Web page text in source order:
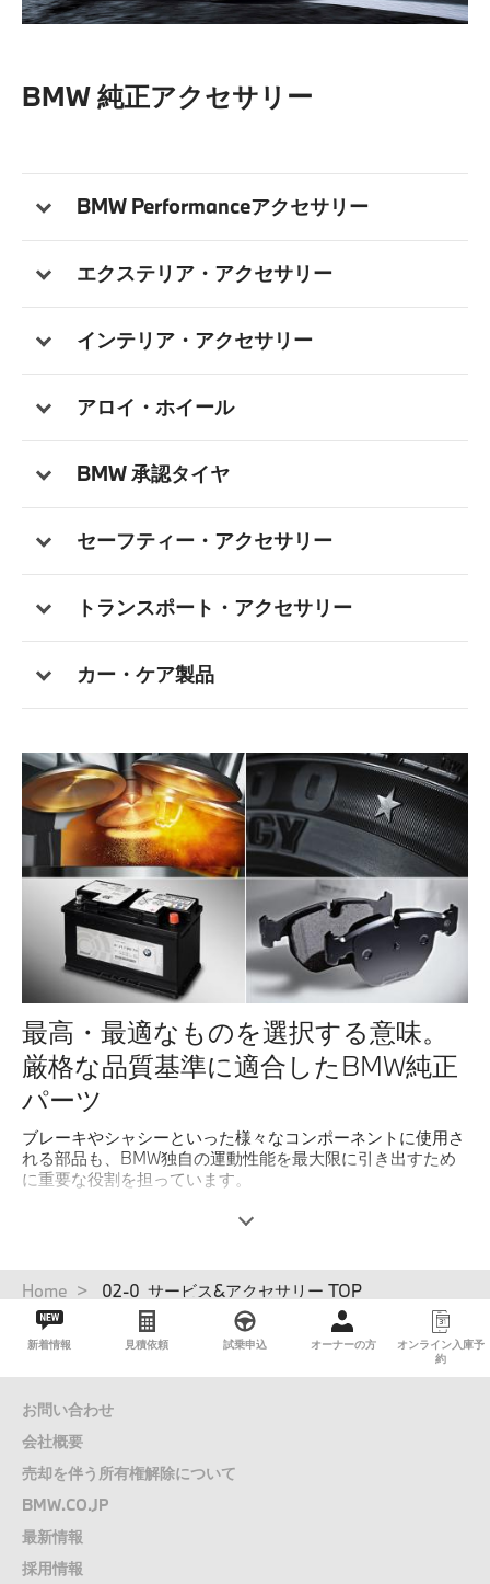
BMW 純正アクセサリー
BMW Performanceアクセサリー
エクステリア・アクセサリー
インテリア・アクセサリー
アロイ・ホイール
BMW 承認タイヤ
セーフティー・アクセサリー
トランスポート・アクセサリー
カー・ケア製品
最高・最適なものを選択する意味。
厳格な品質基準に適合したBMW純正
パーツ
ブレーキやシャシーといった様々なコンポーネントに使用さ
れる部品も、BMW独自の運動性能を最大限に引き出すため
に重要な役割を担っています。
BMWは部品作りにも妥協せず、厳格なBMW品質基準に合格
ナミックな性能と快適性、そして安全性を保証します。
BMW純正パーツは、部品交換日より2年間の保証が適用さ
れ、そのモデルの生産終了後も最長15年間は世界中のBMW
サービス拠点からすべての部品が入手できます。BMW正規
までもBMWのステアリングを握る歓びをお愉しみ下さい。
パ
ン
ず
Home 02-0_サービス&アクセサリー TOP
新着情報 見積依頼 試乗申込 オーナーの方
オンライン入庫予
約
お問い合わせ
会社概要
売却を伴う所有権解除について
BMW.CO.JP
最新情報
採用情報